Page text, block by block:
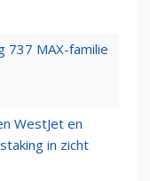
737 MAX-familie
WestJet en
in zicht